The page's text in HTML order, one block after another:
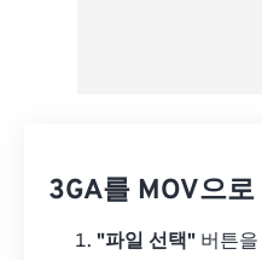
3GA를 MOV으
"파일 선택" 버튼